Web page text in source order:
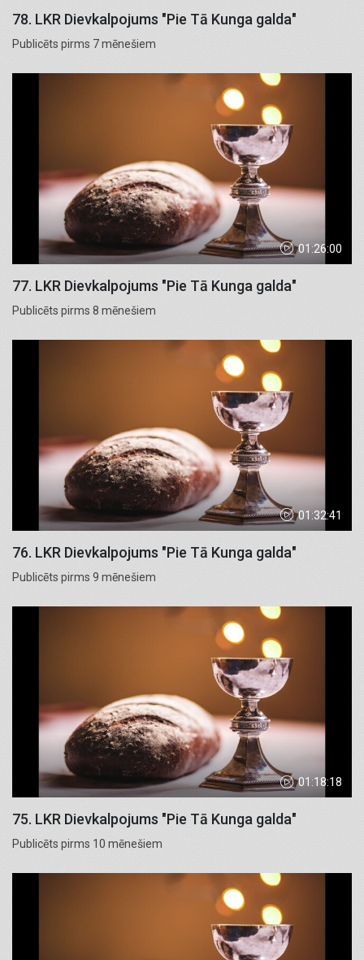
78. LKR Dievkalpojums "Pie Tā Kunga galda"
Publicēts pirms 7 mēnešiem
01:26:00
77. LKR Dievkalpojums "Pie Tā Kunga galda"
Publicēts pirms 8 mēnešiem
01:32:41
76. LKR Dievkalpojums "Pie Tā Kunga galda"
Publicēts pirms 9 mēnešiem
01:18:18
75. LKR Dievkalpojums "Pie Tā Kunga galda"
Publicēts pirms 10 mēnešiem